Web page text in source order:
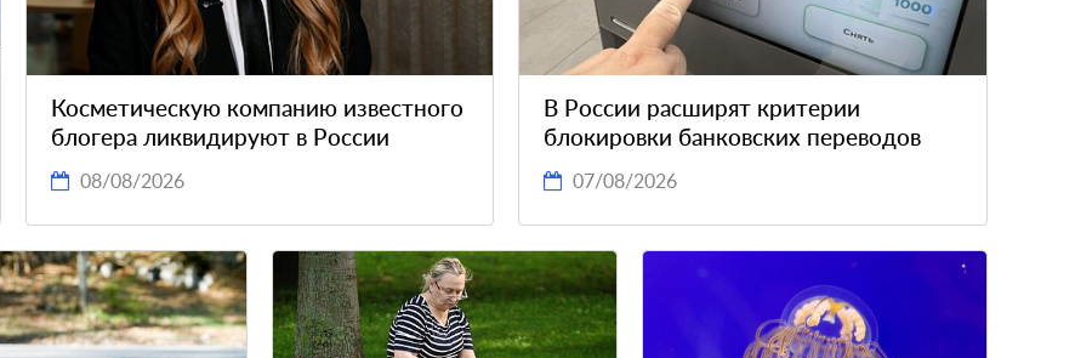
Косметическую компанию известного
блогера ликвидируют в России
08/08/2026
В России расширят критерии
блокировки банковских переводов
07/08/2026